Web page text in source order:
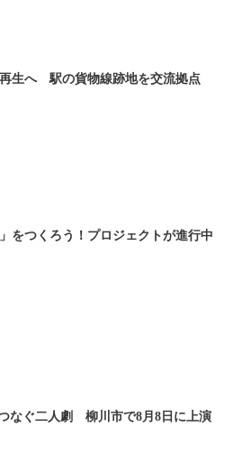
生へ 駅の貨物線跡地を交流拠点
をつくろう！プロジェクトが進行中
つなぐ二人劇 柳川市で8月8日に上演